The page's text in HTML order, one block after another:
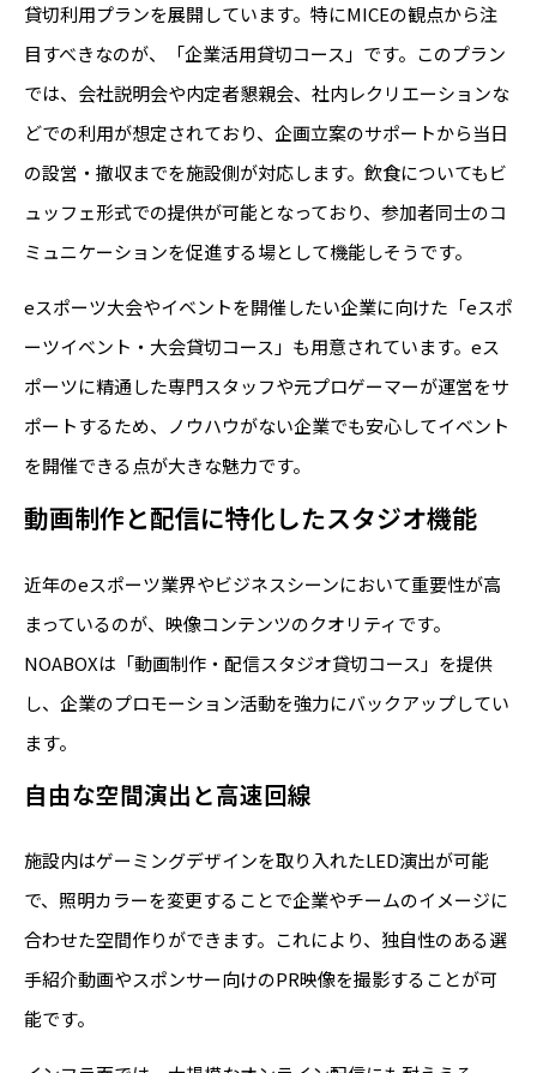
貸切利用プランを展開しています。特にMICEの観点から注
目すべきなのが、「企業活用貸切コース」です。このプラン
では、会社説明会や内定者懇親会、社内レクリエーションな
どでの利用が想定されており、企画立案のサポートから当日
の設営・撤収までを施設側が対応します。飲食についてもビ
ュッフェ形式での提供が可能となっており、参加者同士のコ
ミュニケーションを促進する場として機能しそうです。
eスポーツ大会やイベントを開催したい企業に向けた「eスポ
ーツイベント・大会貸切コース」も用意されています。eス
ポーツに精通した専門スタッフや元プロゲーマーが運営をサ
ポートするため、ノウハウがない企業でも安心してイベント
を開催できる点が大きな魅力です。
動画制作と配信に特化したスタジオ機能
近年のeスポーツ業界やビジネスシーンにおいて重要性が高
まっているのが、映像コンテンツのクオリティです。
NOABOXは「動画制作・配信スタジオ貸切コース」を提供
し、企業のプロモーション活動を強力にバックアップしてい
ます。
自由な空間演出と高速回線
施設内はゲーミングデザインを取り入れたLED演出が可能
で、照明カラーを変更することで企業やチームのイメージに
合わせた空間作りができます。これにより、独自性のある選
手紹介動画やスポンサー向けのPR映像を撮影することが可
能です。